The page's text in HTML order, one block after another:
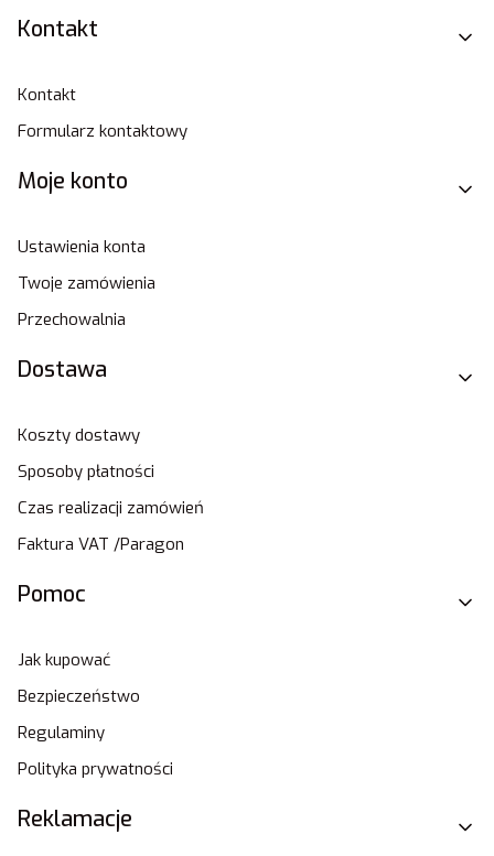
Linki w stopce
Kontakt
Kontakt
Formularz kontaktowy
Moje konto
Ustawienia konta
Twoje zamówienia
Przechowalnia
Dostawa
Koszty dostawy
Sposoby płatności
Czas realizacji zamówień
Faktura VAT /Paragon
Pomoc
Jak kupować
Bezpieczeństwo
Regulaminy
Polityka prywatności
Reklamacje